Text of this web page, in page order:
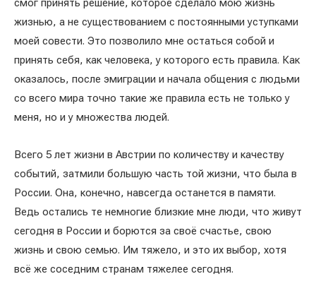
смог принять решение, которое сделало мою жизнь
жизнью, а не существованием с постоянными уступками
моей совести. Это позволило мне остаться собой и
принять себя, как человека, у которого есть правила. Как
оказалось, после эмиграции и начала общения с людьми
со всего мира точно такие же правила есть не только у
меня, но и у множества людей.
Всего 5 лет жизни в Австрии по количеству и качеству
событий, затмили большую часть той жизни, что была в
России. Она, конечно, навсегда останется в памяти.
Ведь остались те немногие близкие мне люди, что живут
сегодня в России и борются за своё счастье, свою
жизнь и свою семью. Им тяжело, и это их выбор, хотя
всё же соседним странам тяжелее сегодня.